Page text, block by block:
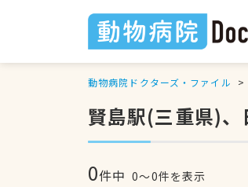
動物病院ドクターズ・ファイル
賢島駅(三重県)
0件中 0〜0件を表示